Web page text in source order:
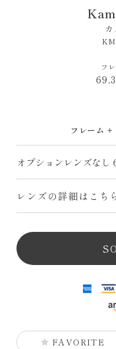
フ
フレーム +
レンズの詳細はこちら
FAVORITE